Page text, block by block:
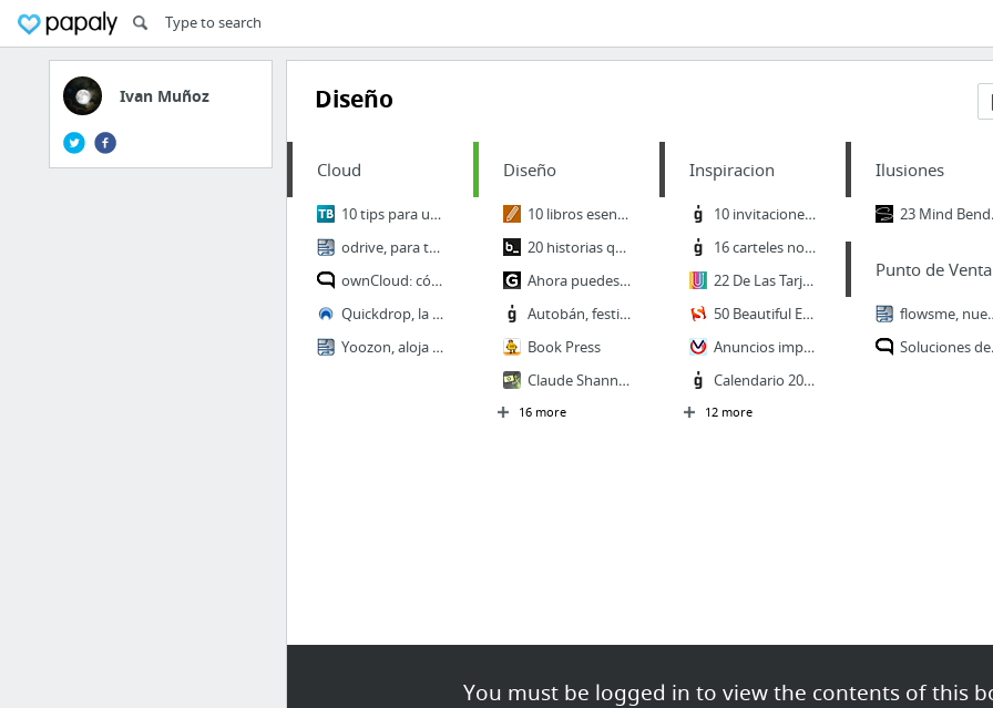
Ivan Muñoz Diseño
You must be logged in to view the contents of this
Cloud
10 tips para usar Dropbox
odrive, para tener en un solo sitio todo lo que guardamos en la nube
ownCloud: cómo crear tu propia nube paso a paso
Quickdrop, la mejor extensión para vincular Dropbox a Chrome - Omicrono
Yoozon, aloja sitios en WordPress o Joomla dentro de Dropbox
Diseño
10 libros esenciales para diseñadores gráficos
20 historias que no conocías sobre los logotipos de automóviles - Brandemia_
Ahora puedes montar en casa este robot que hace copias en acuarela
Autobán, festival dedicado a la autoedición y el cómic de autor
Book Press
Claude Shannon: El hombre que convirtió el papel en píxeles
16 more
Inspiracion
10 invitaciones de boda molonas para tu inspiración
16 carteles noruegos sobre la noruega Johanne Kolstad
22 De Las Tarjetas De Presentación Más Creativas Que Verás | Upsocl
50 Beautiful Examples Of Tilt-Shift Photography - Smashing Magazine
Anuncios impresos interactivos - Ford Explorer - Vecindad Gráfica Diseño Gráfico
Calendario 2015 ilustrado con 12 haikus por Carla Cascales
12 more
Ilusiones
23 Mind
Punto de Venta
flowsme, nueva forma